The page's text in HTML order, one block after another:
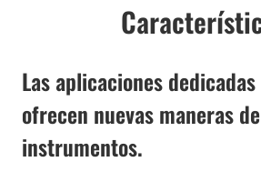
Las aplicaciones
ofrecen nuevas maneras
instrumentos.